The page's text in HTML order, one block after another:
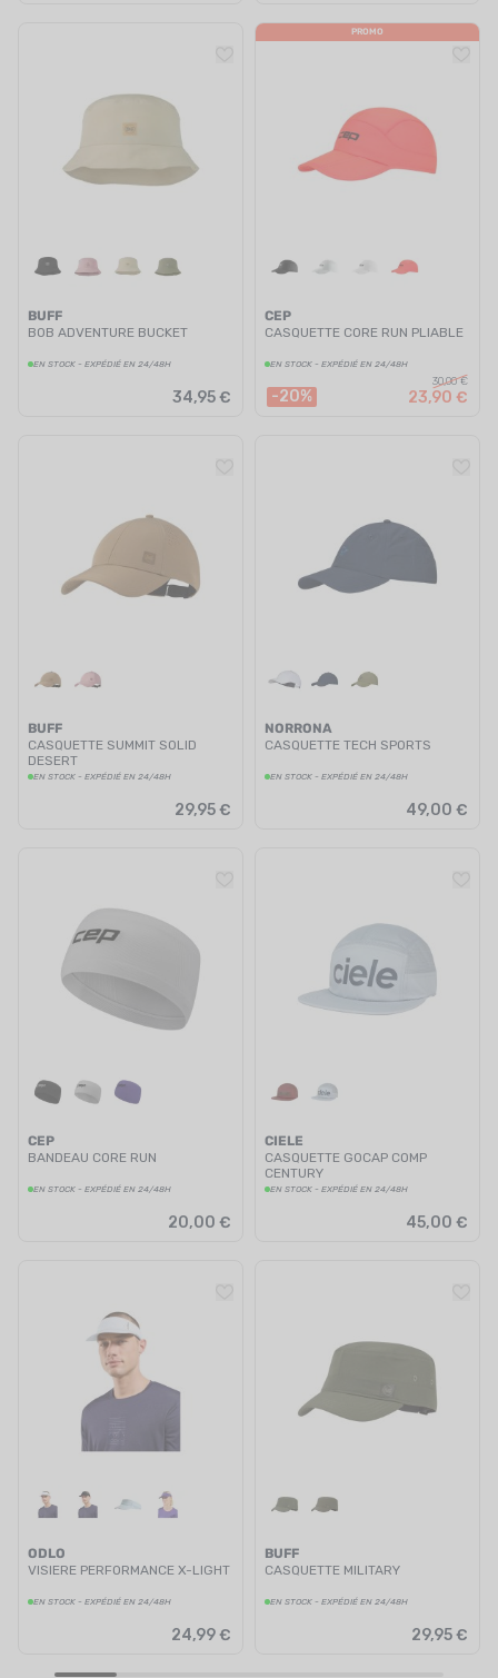
BUFF
BOB ADVENTURE BUCKET
EN STOCK - EXPÉDIÉ EN 24/48H
34,95 €
PROMO
CEP
CASQUETTE CORE RUN PLIABLE
EN STOCK - EXPÉDIÉ EN 24/48H
-20%
30,00 €
23,90 €
BUFF
CASQUETTE SUMMIT SOLID
DESERT
EN STOCK - EXPÉDIÉ EN 24/48H
29,95 €
NORRONA
CASQUETTE TECH SPORTS
EN STOCK - EXPÉDIÉ EN 24/48H
49,00 €
CEP
BANDEAU CORE RUN
EN STOCK - EXPÉDIÉ EN 24/48H
20,00 €
CIELE
CASQUETTE GOCAP COMP
CENTURY
EN STOCK - EXPÉDIÉ EN 24/48H
45,00 €
ODLO
VISIERE PERFORMANCE X-LIGHT
EN STOCK - EXPÉDIÉ EN 24/48H
24,99 €
BUFF
CASQUETTE MILITARY
EN STOCK - EXPÉDIÉ EN 24/48H
29,95 €